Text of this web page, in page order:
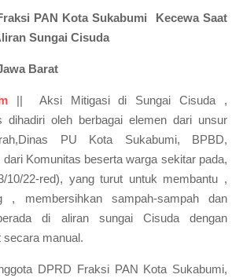
PAN Kota Sukabumi Kecewa Saat
Sungai Cisuda
Barat
|| Aksi Mitigasi di Sungai Cisuda ,
dihadiri oleh berbagai elemen dari unsur
PU Kota Sukabumi, BPBD,
Komunitas beserta warga sekitar pada,
10/22-red), yang turut untuk membantu ,
, membersihkan sampah-sampah dan
di aliran sungai Cisuda dengan
secara manual.
DPRD Fraksi PAN Kota Sukabumi,